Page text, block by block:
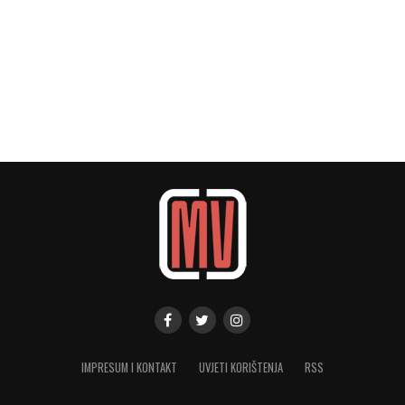
IMPRESUM I KONTAKT UVJETI KORIŠTENJA RSS